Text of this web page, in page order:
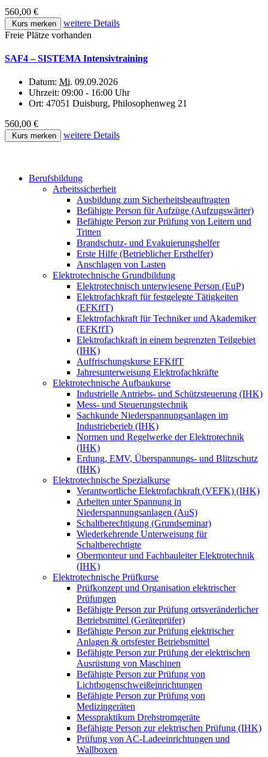
560,00 €
Kurs merken
weitere Details
Freie Plätze vorhanden
SAF4 – SISTEMA Intensivtraining
Datum: Mi. 09.09.2026
Uhrzeit: 09:00 - 16:00 Uhr
Ort: 47051 Duisburg, Philosophenweg 21
560,00 €
Kurs merken weitere Details
Berufsbildung
Arbeitssicherheit
Ausbildung zum Sicherheitsbeauftragten
Befähigte Person für Aufzüge (Aufzugswärter)
Befähigte Person zur Prüfung von Leitern und
Tritten
Brandschutz- und Evakuierungshelfer
Erste Hilfe (Betrieblicher Ersthelfer)
Anschlagen von Lasten
Elektrotechnische Grundbildung
Elektrotechnisch unterwiesene Person (EuP)
Elektrofachkraft für festgelegte Tätigkeiten
(EFKffT)
Elektrofachkraft für Techniker und Akademiker
(EFKffT)
Elektrofachkraft in einem begrenzten Teilgebiet
(IHK)
Auffrischungskurse EFKffT
Jahresunterweisung Elektrofachkräfte
Elektrotechnische Aufbaukurse
Industrielle Antriebs- und Schützsteuerung (IHK)
Mess- und Steuerungstechnik
Sachkunde Niederspannungsanlagen im
Industrieberieb (IHK)
Normen und Regelwerke der Elektrotechnik
(IHK)
Erdung, EMV, Überspannungs- und Blitzschutz
(IHK)
Elektrotechnische Spezialkurse
Verantwortliche Elektrofachkraft (VEFK) (IHK)
Arbeiten unter Spannung in
Niederspannungsanlagen (AuS)
Schaltberechtigung (Grundseminar)
Wiederkehrende Unterweisung für
Schaltberechtigte
Obermonteur und Fachbauleiter Elektrotechnik
(IHK)
Elektrotechnische Prüfkurse
Prüfkonzept und Organisation elektrischer
Prüfungen
Befähigte Person zur Prüfung ortsveränderlicher
Betriebsmittel (Geräteprüfer)
Befähigte Person zur Prüfung elektrischer
Anlagen & ortsfester Betriebsmittel
Befähigte Person zur Prüfung der elektrischen
Ausrüstung von Maschinen
Befähigte Person zur Prüfung von
Lichtbogenschweißeinrichtungen
Befähigte Person zur Prüfung von
Medizingeräten
Messpraktikum Drehstromgeräte
Befähigte Person zur elektrischen Prüfung (IHK)
Prüfung von AC-Ladeeinrichtungen und
Wallboxen